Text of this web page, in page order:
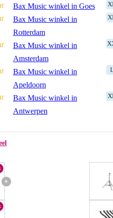
Bax Music winkel in Goes
Bax Music winkel in
Rotterdam
Bax Music winkel in
Amsterdam
Bax Music winkel in
Apeldoorn
Bax Music winkel in
Antwerpen
+